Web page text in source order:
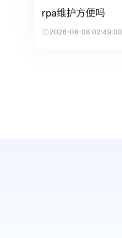
rpa维护方便吗
2026-08-08 02:49:00